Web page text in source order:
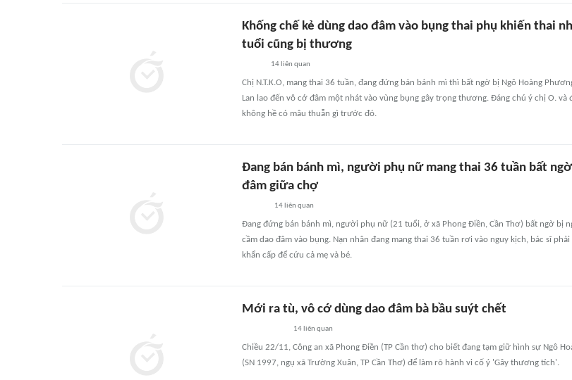
Khống chế kẻ dùng dao đâm vào bụng thai phụ khiến thai
tuổi cũng bị thương
14 liên quan
Chị N.T.K.O, mang thai 36 tuần, đang đứng bán bánh mì thì bất ngờ bị Ngô Hoàng
Lan lao đến vô cớ đâm một nhát vào vùng bụng gây trọng thương. Đáng chú ý chị O. và
không hề có mâu thuẫn gì trước đó.
Đang bán bánh mì, người phụ nữ mang thai 36 tuần bất
đâm giữa chợ
14liên quan
Đang đứng bán bánh mì, người phụ nữ (21 tuổi, ở xã Phong Điền, Cần Thơ) bất ngờ bị
cầm dao đâm vào bụng. Nạn nhân đang mang thai 36 tuần rơi vào nguy kịch, bác sĩ
khẩn cấp để cứu cả mẹ và bé.
Mới ra tù, vô cớ dùng dao đâm bà bầu suýt chết
14liên quan
Chiều 22/11, Công an xã Phong Điền (TP Cần thơ) cho biết đang tạm giữ hình sự Ngô
(SN 1997, ngụ xã Trường Xuân, TP Cần Thơ) để làm rõ hành vi cố ý 'Gây thương tích'.